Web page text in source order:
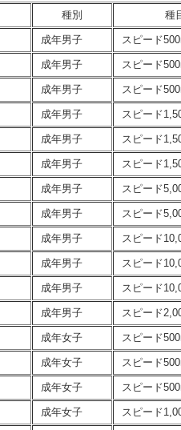
種別 種
成年男子 スピード
成年男子 スピード
成年男子 スピード
成年男子 スピード
成年男子 スピード
成年男子 スピード
成年男子 スピード
成年男子 スピード
成年男子 スピード
成年男子 スピード
成年男子 スピード
成年男子 スピード
成年女子 スピード
成年女子 スピード
成年女子 スピード
成年女子 スピード